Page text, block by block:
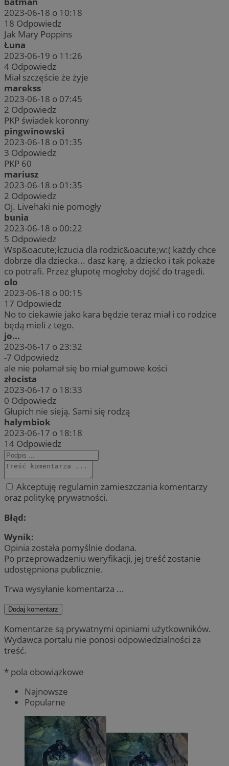
2023-06-18 o 10:18
18 Odpowiedz
Jak Mary Poppins
Łuna
2023-06-19 o 11:26
4 Odpowiedz
Miał szczęście że żyje
marekss
2023-06-18 o 07:45
2 Odpowiedz
PKP świadek koronny
pingwinowski
2023-06-18 o 01:35
3 Odpowiedz
PKP 60
mariusz
2023-06-18 o 01:35
2 Odpowiedz
Oj. Livehaki nie pomogły
bunia
2023-06-18 o 00:22
5 Odpowiedz
Wsp&oacute;łczucia dla rodzic&oacute;w:( każdy chce
dobrze dla dziecka... dasz karę, a dziecko i tak pokaże
co potrafi. Przez głupotę mogłoby dojść do tragedi.
olo
2023-06-18 o 00:15
17 Odpowiedz
No to ciekawie jako kara będzie teraz miał i co rodzice
będą mieli z tego.
jo...
2023-06-17 o 23:32
-7 Odpowiedz
ale nie połamał się bo miał gumowe kości
złocista
2023-06-17 o 18:33
0 Odpowiedz
Głupich nie sieją. Sami się rodzą
halymbiok
2023-06-17 o 18:18
14 Odpowiedz
Akceptuję regulamin zamieszczania komentarzy
oraz politykę prywatności.
Błąd:
Wynik:
Opinia została pomyślnie dodana.
Po przeprowadzeniu weryfikacji, jej treść zostanie
udostępniona publicznie.
Trwa wysyłanie komentarza ...
Dodaj komentarz
Komentarze są prywatnymi opiniami użytkowników.
Wydawca portalu nie ponosi odpowiedzialności za
treść.
* pola obowiązkowe
Najnowsze
Popularne